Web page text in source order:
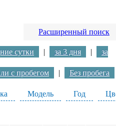
Расширенный поиск
сутки | за 3 дня |
за
с пробегом
|
Без пробега
Модель Год